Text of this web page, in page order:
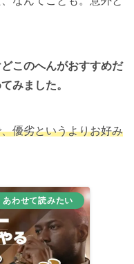
このへんがおすすめだ
みました。
優劣というよりお好み